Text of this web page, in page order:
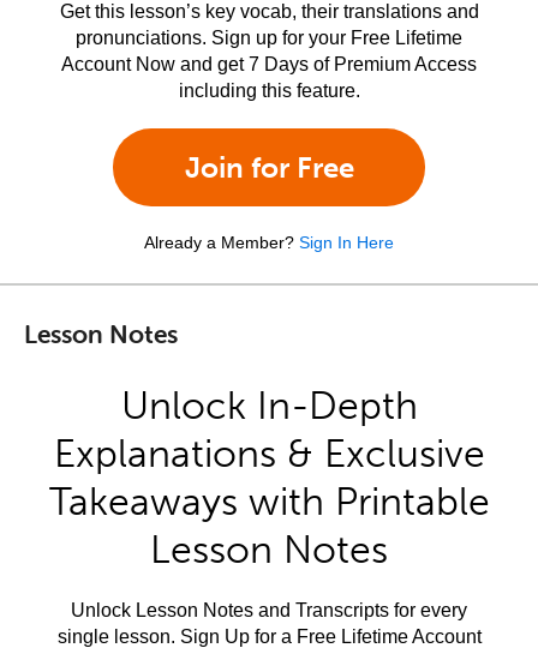
Get this lesson’s key vocab, their translations and
pronunciations. Sign up for your Free Lifetime
Account Now and get 7 Days of Premium Access
including this feature.
Join for Free
Already a Member? Sign In Here
Lesson Notes
Unlock In-Depth
Explanations & Exclusive
Takeaways with Printable
Lesson Notes
Unlock Lesson Notes and Transcripts for every
single lesson. Sign Up for a Free Lifetime Account